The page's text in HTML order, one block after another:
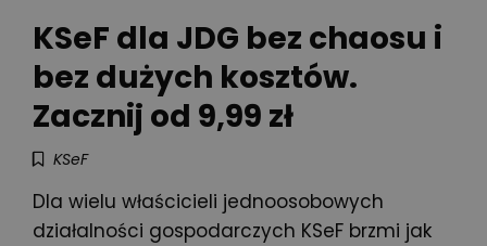
KSeF dla JDG bez chaosu i
bez dużych kosztów.
Zacznij od 9,99 zł
KSeF
Dla wielu właścicieli jednoosobowych
działalności gospodarczych KSeF brzmi jak